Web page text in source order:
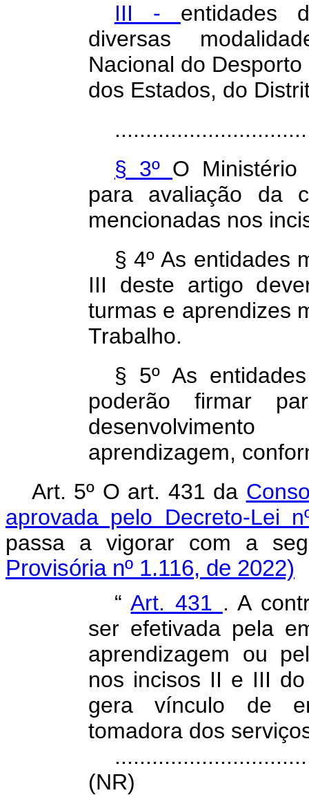
III - entidades
diversas
Nacional do
dos Estados, do
§ 3º O Ministério
para avaliação da
mencionadas nos
§ 4º As entidades
III deste artigo
turmas e aprendizes
Trabalho.
§ 5º As
poderão firmar
aprendizagem,
Art. 5º O art. 431 da
aprovada pelo Decreto-Lei
passa a vigorar com a
Provisória nº 1.116, de 2022)
“Art. 431 . A
ser efetivada pela
aprendizagem ou
nos incisos II e III
gera vínculo de
tomadora dos
(NR)